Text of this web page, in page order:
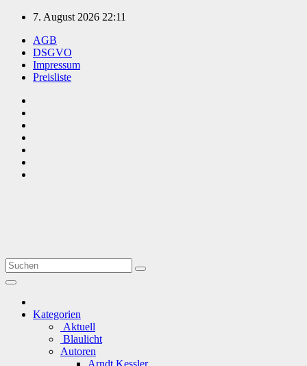
Zum
springen
7. August 2026 22:11
AGB
DSGVO
Impressum
Preisliste
Kategorien
Aktuell
Blaulicht
Autoren
Arndt Kessler